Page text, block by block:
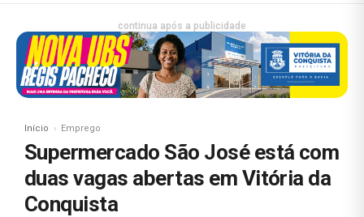
continua após a publicidade
Início Emprego
Supermercado São José está com
duas vagas abertas em Vitória da
Conquista